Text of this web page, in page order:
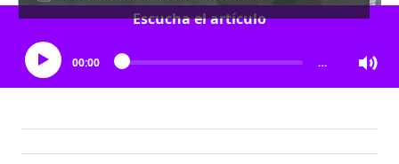
Escucha el artículo
00:00 …